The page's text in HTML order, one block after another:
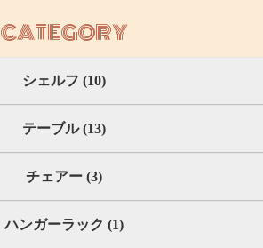
CATEGORY
シェルフ (10)
テーブル (13)
チェアー (3)
ハンガーラック (1)